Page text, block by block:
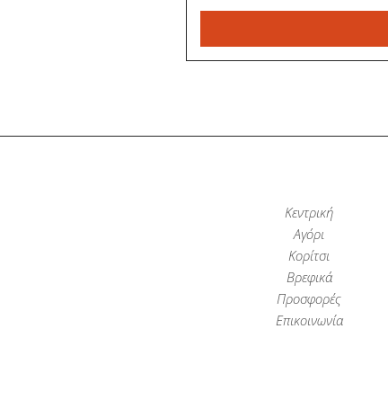
Κεντρική
Αγόρι
Κορίτσι
Βρεφικά
Προσφορές
Επικοινωνία